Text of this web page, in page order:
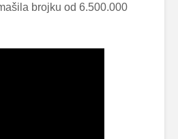
brojku od 6.500.000